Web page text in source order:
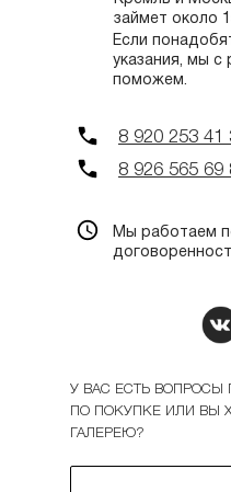
8 920 253 41
8 926 565 69
У ВАС ЕСТЬ ВОПРОСЫ
ПО ПОКУПКЕ ИЛИ ВЫ
ГАЛЕРЕЮ?
займет около
Если
указания, мы
поможем.
Мы работаем